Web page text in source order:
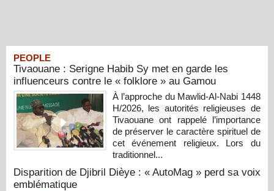
PEOPLE
Tivaouane : Serigne Habib Sy met en garde les
influenceurs contre le « folklore » au Gamou
À l’approche du Mawlid-Al-Nabi 1448
H/2026, les autorités religieuses de
Tivaouane ont rappelé l’importance
de préserver le caractère spirituel de
cet événement religieux. Lors du
traditionnel...
Disparition de Djibril Dièye : « AutoMag » perd sa voix
emblématique